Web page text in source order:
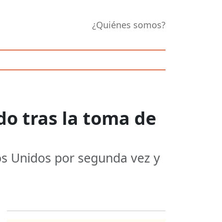
¿Quiénes somos?
tras la toma de
Unidos por segunda vez y